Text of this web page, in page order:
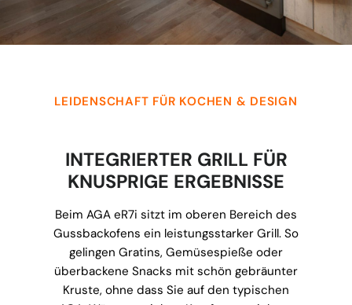
LEIDENSCHAFT FÜR KOCHEN & DESIGN
INTEGRIERTER GRILL FÜR
KNUSPRIGE ERGEBNISSE
Beim AGA eR7i sitzt im oberen Bereich des
Gussbackofens ein leistungsstarker Grill. So
gelingen Gratins, Gemüsespieße oder
überbackene Snacks mit schön gebräunter
Kruste, ohne dass Sie auf den typischen